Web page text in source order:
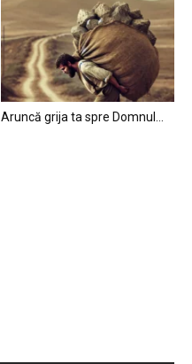
Aruncă grija ta spre Domnul…